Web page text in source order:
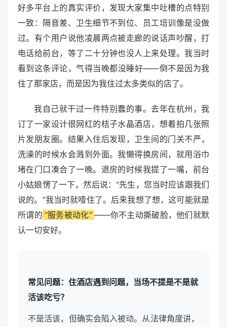
好多平台上的真实评价，发现大家集中吐槽的点特别
一致：隔音差、卫生细节不到位、员工培训像是没做
过。有个用户说他凌晨两点被走廊的说话声吵醒，打
电话给前台，等了二十分钟也没人上来处理。我当时
看到这条评论，气得当晚都没睡好——倒不是因为我
住了那家店，而是因为我住过太多类似的店了。
我自己就干过一件特别蠢的事。去年在杭州，我
订了一家设计很网红的桔子水晶酒店，想着拍几张照
片发朋友圈。结果入住后发现，卫生间的门关不严，
洗澡的时候水会溅到外面。我懒得换房间，就用浴巾
堵在门口凑合了一晚。退房的时候我提了一嘴，前台
小姑娘愣了一下，然后说：“先生，您当时应该跟我们
说的。”我当时就噎住了。后来我想了想，这可能就是
所谓的 “服务被动化” ——你不主动撕破脸，他们就默
认一切安好。
常见问题：住酒店遇到问题，当场不提是不是就
活该吃亏？
不是活该，但确实会陷入被动。从法律角度讲，